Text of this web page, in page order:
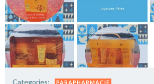
Categories: PARAPHARMACIE